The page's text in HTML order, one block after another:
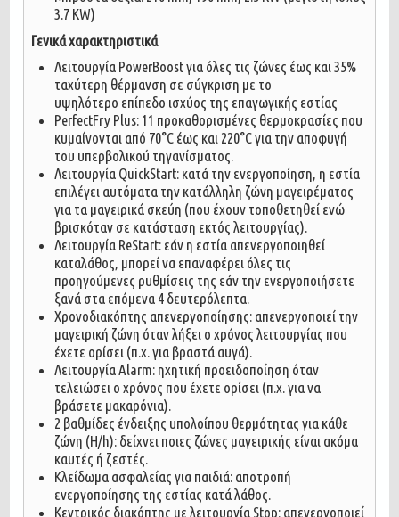
3.7 ΚW)
Γενικά χαρακτηριστικά
Λειτουργία PowerBoost για όλες τις ζώνες έως και 35%
ταχύτερη θέρμανση σε σύγκριση με το
υψηλότερο επίπεδο ισχύος της επαγωγικής εστίας
PerfectFry Plus: 11 προκαθορισμένες θερμοκρασίες που
κυμαίνονται από 70°C έως και 220°C για την αποφυγή
του υπερβολικού τηγανίσματος.
Λειτουργία QuickStart: κατά την ενεργοποίηση, η εστία
επιλέγει αυτόματα την κατάλληλη ζώνη μαγειρέματος
για τα μαγειρικά σκεύη (που έχουν τοποθετηθεί ενώ
βρισκόταν σε κατάσταση εκτός λειτουργίας).
Λειτουργία ReStart: εάν η εστία απενεργοποιηθεί
καταλάθος, μπορεί να επαναφέρει όλες τις
προηγούμενες ρυθμίσεις της εάν την ενεργοποιήσετε
ξανά στα επόμενα 4 δευτερόλεπτα.
Χρονοδιακόπτης απενεργοποίησης: απενεργοποιεί την
μαγειρική ζώνη όταν λήξει ο χρόνος λειτουργίας που
έχετε ορίσει (π.χ. για βραστά αυγά).
Λειτουργία Alarm: ηχητική προειδοποίηση όταν
τελειώσει ο χρόνος που έχετε ορίσει (π.χ. για να
βράσετε μακαρόνια).
2 βαθμίδες ένδειξης υπολοίπου θερμότητας για κάθε
ζώνη (H/h): δείχνει ποιες ζώνες μαγειρικής είναι ακόμα
καυτές ή ζεστές.
Κλείδωμα ασφαλείας για παιδιά: αποτροπή
ενεργοποίησης της εστίας κατά λάθος.
Κεντρικός διακόπτης με λειτουργία Stop: απενεργοποιεί